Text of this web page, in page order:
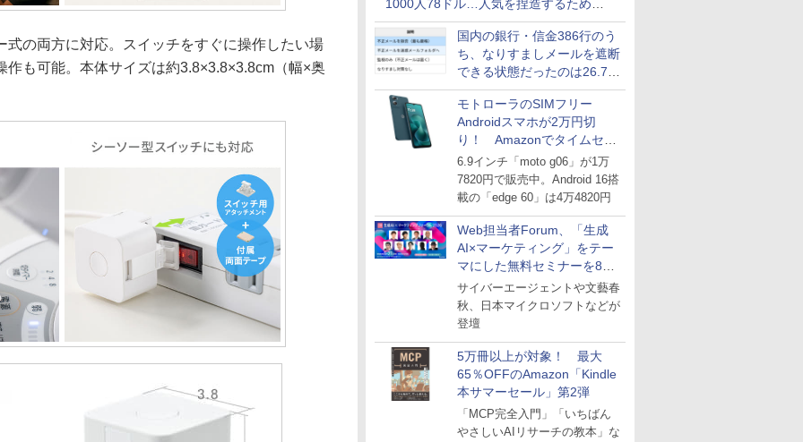
1000人78ドル…人気を捏造するための
価格リストが公開中
国内の銀行・信金386行のう
ち、なりすましメールを遮断
できる状態だったのは26.7％
にとどまる～GMOブランド
セキュリティ調査
モトローラのSIMフリー
Androidスマホが2万円切
り！ Amazonでタイムセー
ル
6.9インチ「moto g06」が1万
7820円で販売中。Android 16搭
載の「edge 60」は4万4820円
Web担当者Forum、「生成
AI×マーケティング」をテー
マにした無料セミナーを8月
27日にオンライン開催
サイバーエージェントや文藝春
秋、日本マイクロソフトなどが
登壇
5万冊以上が対象！ 最大
65％OFFのAmazon「Kindle
本サマーセール」第2弾
「MCP完全入門」「いちばん
やさしいAIリサーチの教本」な
の両方に対応。スイッチをすぐに操作したい場
も可能。本体サイズは約3.8×3.8×3.8cm（幅×奥